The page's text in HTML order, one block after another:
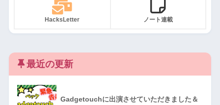
HacksLetter ノート連載
最近の更新
Gadgetouchに出演させていただきました＆